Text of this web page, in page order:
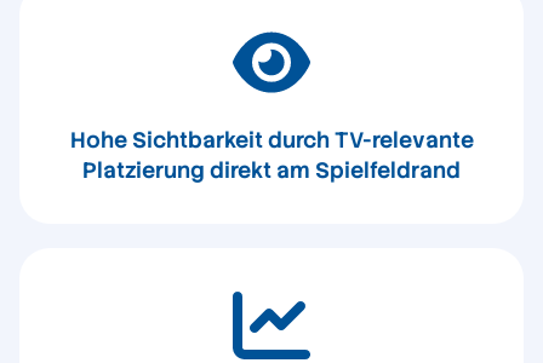
Hohe Sichtbarkeit durch TV-relevante
Platzierung direkt am Spielfeldrand